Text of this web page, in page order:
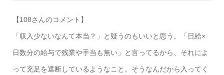
【108さんのコメント】
「収入少ないなんて本当？」と疑うのもいいと思う。「日給×
日数分の給与で残業や手当も無い」と言ってるから、それによ
って充足を遮断しているようなこと。そうなんだから入ってく